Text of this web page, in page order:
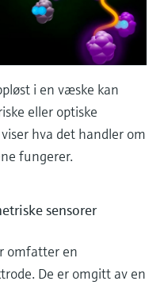
i en væske kan
eller optiske
hva det handler om
fungerer.
sensorer
omfatter en
De er omgitt av en